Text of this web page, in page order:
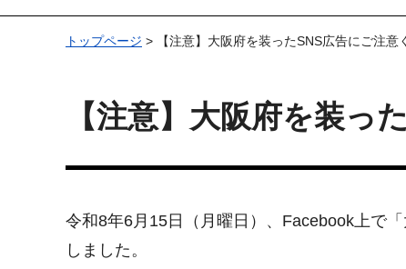
トップページ > 【注意】大阪府を装ったSNS広告にご注意
【注意】大阪府を装っ
令和8年6月15日（月曜日）、Facebook上で
しました。